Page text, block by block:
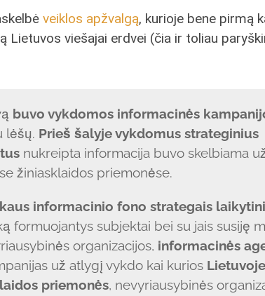
veiklos apžvalgą, kurioje bene pirmą
Lietuvos viešajai erdvei (čia ir toliau
buvo vykdomos informacinės
lėšų. Prieš šalyje vykdomus strateginius
nukreipta informacija buvo skelbiama
žiniasklaidos priemonėse.
informacinio fono strategais laikytini
formuojantys subjektai bei su jais susiję
organizacijos, informacinės
už atlygį vykdo kai kurios Lietuvoje
priemonės, nevyriausybinės